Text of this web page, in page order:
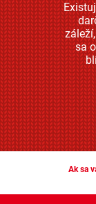
sa
Ak sa